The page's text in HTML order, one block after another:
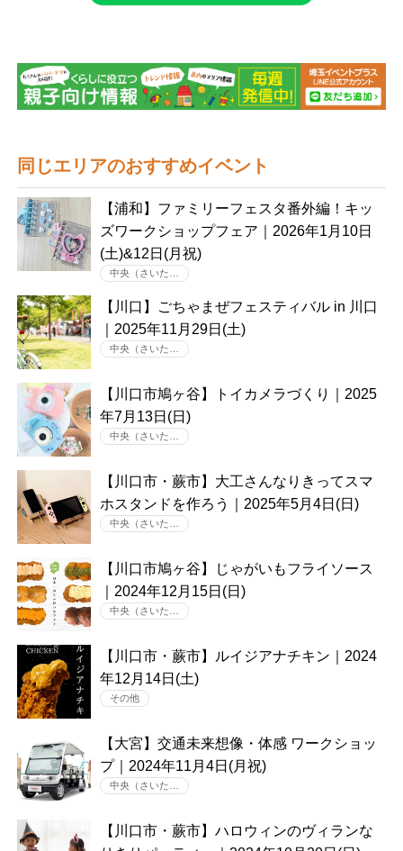
同じエリアのおすすめイベント
【浦和】ファミリーフェスタ番外編！キッ
ズワークショップフェア｜2026年1月10日
(土)&12日(月祝)
中央（さいた…
【川口】ごちゃまぜフェスティバル in 川口
｜2025年11月29日(土)
中央（さいた…
【川口市鳩ヶ谷】トイカメラづくり｜2025
年7月13日(日)
中央（さいた…
【川口市・蕨市】大工さんなりきってスマ
ホスタンドを作ろう｜2025年5月4日(日)
中央（さいた…
【川口市鳩ヶ谷】じゃがいもフライソース
｜2024年12月15日(日)
中央（さいた…
【川口市・蕨市】ルイジアナチキン｜2024
年12月14日(土)
その他
【大宮】交通未来想像・体感 ワークショッ
プ｜2024年11月4日(月祝)
中央（さいた…
【川口市・蕨市】ハロウィンのヴィランな